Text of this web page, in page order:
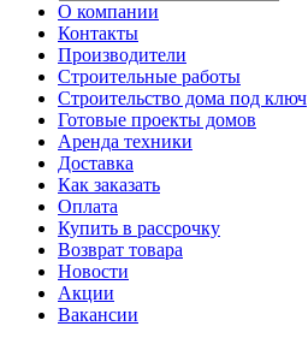
О компании
Контакты
Производители
Строительные работы
Строительство дома под ключ
Готовые проекты домов
Аренда техники
Доставка
Как заказать
Оплата
Купить в рассрочку
Возврат товара
Новости
Акции
Вакансии